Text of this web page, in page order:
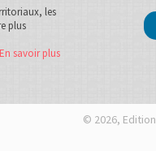
les
plus
savoir plus
© 2026,